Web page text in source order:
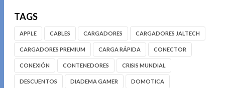
TAGS
APPLE CABLES CARGADORES CARGADORES JALTECH
CARGADORES PREMIUM CARGA RÁPIDA CONECTOR
CONEXIÓN CONTENEDORES CRISIS MUNDIAL
DESCUENTOS DIADEMA GAMER DOMOTICA